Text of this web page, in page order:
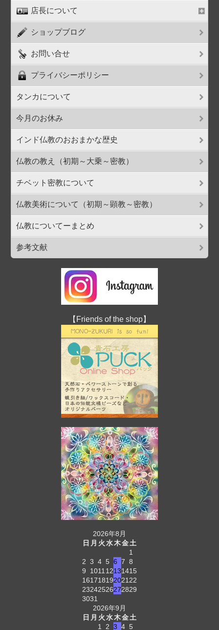
店長について
ショップブログ
お問い合せ
プライバシーポリシー
タンカについて
今月のお休み
インド仏教のおおまかな歴史
仏教の教え（初期～大乗～密教）
チベット密教について
仏教美術について（初期～顕教～密教）
仏教についてーまとめ
参考文献
【Friends of the shop】
2026年8月
日 月 火水木金土
1
2 3 4 5 6 7 8
9
1011 12131415
161718192021 22
23242526272829
3031
2026年9月
日 月 火水木金土
1
2 3 4 5